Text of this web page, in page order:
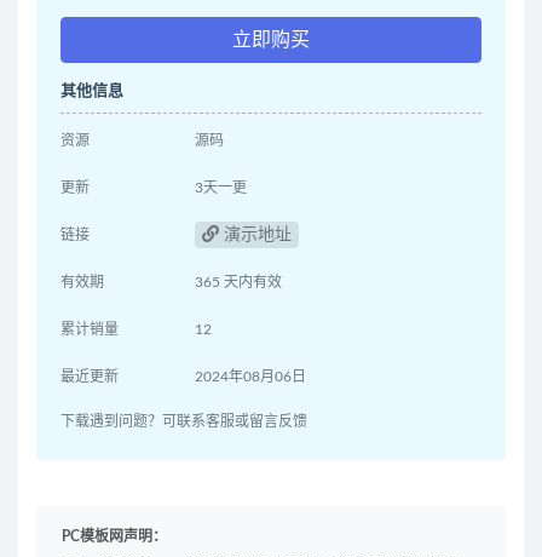
立即购买
其他信息
资源 源码
更新 3天一更
链接 演示地址
有效期 365 天内有效
累计销量 12
最近更新 2024年08月06日
下载遇到问题？可联系客服或留言反馈
PC模板网声明：